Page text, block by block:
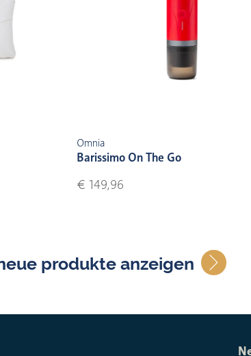
Omnia
Barissimo On The Go
€ 149,96
produkte anzeigen